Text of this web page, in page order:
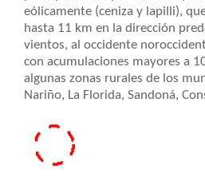
eólicamente (ceniza y lapilli),
hasta 11 km en la dirección
vientos, al occidente
con acumulaciones mayores a
algunas zonas rurales de los
Nariño, La Florida, Sandoná,